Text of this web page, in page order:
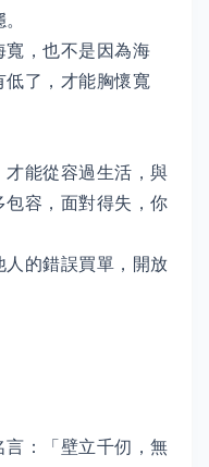
寬，也不是因為海
了，才能胸懷寬
能從容過生活，與
包容，面對得失，你
的錯誤買單，開放
：「壁立千仞，無